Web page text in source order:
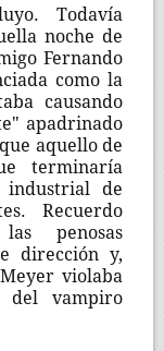
Todavía
noche de
Fernando
como la
causando
apadrinado
aquello de
terminaría
industrial de
Recuerdo
penosas
dirección y,
violaba
del vampiro